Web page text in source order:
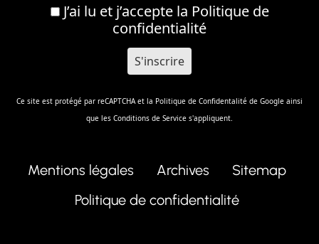
J’ai lu et j’accepte la Politique de
confidentialité
Ce site est protégé par reCAPTCHA et la Politique de Confidentalité de Google ainsi
que les Conditions de Service s'appliquent.
Mentions légales Archives
Sitemap
Politique de confidentialité